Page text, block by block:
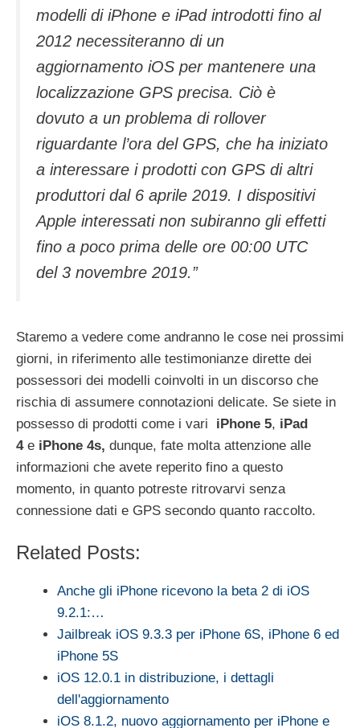
modelli di iPhone e iPad introdotti fino al
2012 necessiteranno di un
aggiornamento iOS per mantenere una
localizzazione GPS precisa. Ciò è
dovuto a un problema di rollover
riguardante l’ora del GPS, che ha iniziato
a interessare i prodotti con GPS di altri
produttori dal 6 aprile 2019. I dispositivi
Apple interessati non subiranno gli effetti
fino a poco prima delle ore 00:00 UTC
del 3 novembre 2019.”
Staremo a vedere come andranno le cose nei prossimi
giorni, in riferimento alle testimonianze dirette dei
possessori dei modelli coinvolti in un discorso che
rischia di assumere connotazioni delicate. Se siete in
possesso di prodotti come i vari iPhone 5, iPad
4 e iPhone 4s, dunque, fate molta attenzione alle
informazioni che avete reperito fino a questo
momento, in quanto potreste ritrovarvi senza
connessione dati e GPS secondo quanto raccolto.
Related Posts:
Anche gli iPhone ricevono la beta 2 di iOS
9.2.1:…
Jailbreak iOS 9.3.3 per iPhone 6S, iPhone 6 ed
iPhone 5S
iOS 12.0.1 in distribuzione, i dettagli
dell'aggiornamento
iOS 8.1.2, nuovo aggiornamento per iPhone e